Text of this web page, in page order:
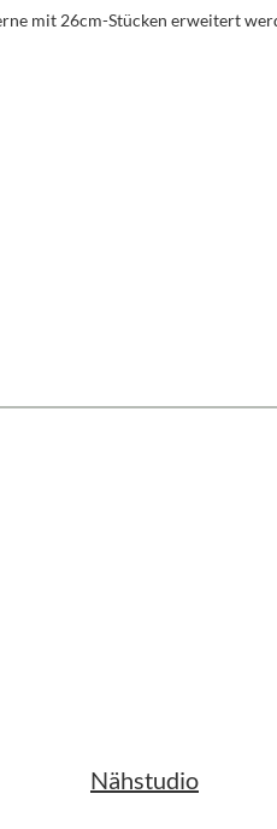
mit 26cm-Stücken erweitert
Nähstudio